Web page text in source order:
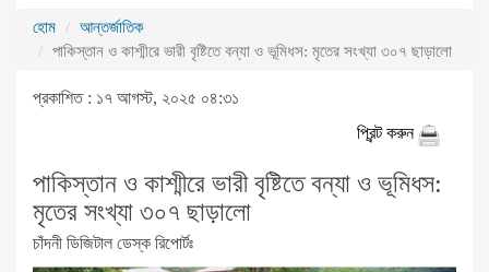
হোম
আন্তর্জাতিক
পাকিস্তান ও কাশ্মীরে ভারী বৃষ্টিতে বন্যা ও ভূমিধস: মৃতের সংখ্যা ৩০৭ ছাড়ালো
প্রকাশিত : ১৭ আগস্ট, ২০২৫ ০৪:৩১
প্রিন্ট করুন
পাকিস্তান ও কাশ্মীরে ভারী বৃষ্টিতে বন্যা ও ভূমিধস:
মৃতের সংখ্যা ৩০৭ ছাড়ালো
চাঁদনী ডিজিটাল ডেস্ক রিপোর্টঃ